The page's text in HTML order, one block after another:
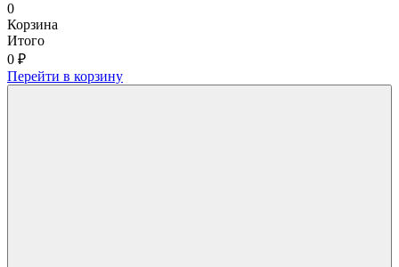
0
Корзина
Итого
0 ₽
Перейти в корзину